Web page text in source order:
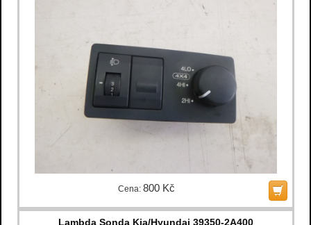
Cena: 800 Kč
Lambda Sonda Kia/Hyundai 39350-2A400